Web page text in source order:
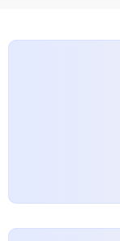
으로 풀어서 설명할 수